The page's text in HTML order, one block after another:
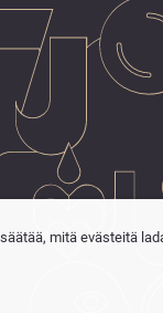
mitä evästeitä